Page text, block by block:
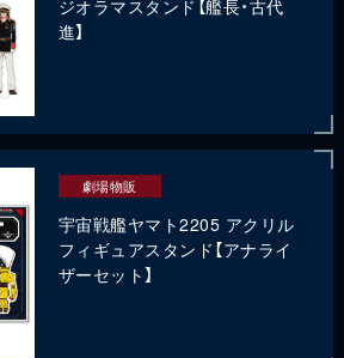
ジオラマスタンド【艦長・古代
進】
劇場物販
宇宙戦艦ヤマト2205 アクリル
フィギュアスタンド【アナライ
ザーセット】